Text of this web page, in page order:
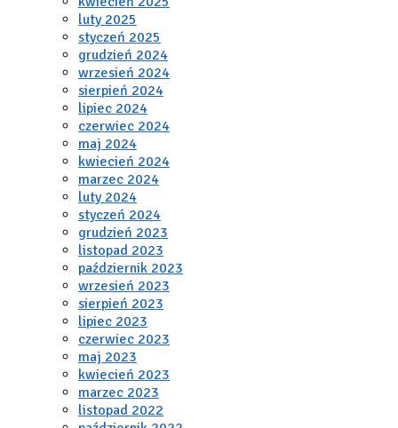
luty 2025
styczeń 2025
grudzień 2024
wrzesień 2024
sierpień 2024
lipiec 2024
czerwiec 2024
maj 2024
kwiecień 2024
marzec 2024
luty 2024
styczeń 2024
grudzień 2023
listopad 2023
październik 2023
wrzesień 2023
sierpień 2023
lipiec 2023
czerwiec 2023
maj 2023
kwiecień 2023
marzec 2023
listopad 2022